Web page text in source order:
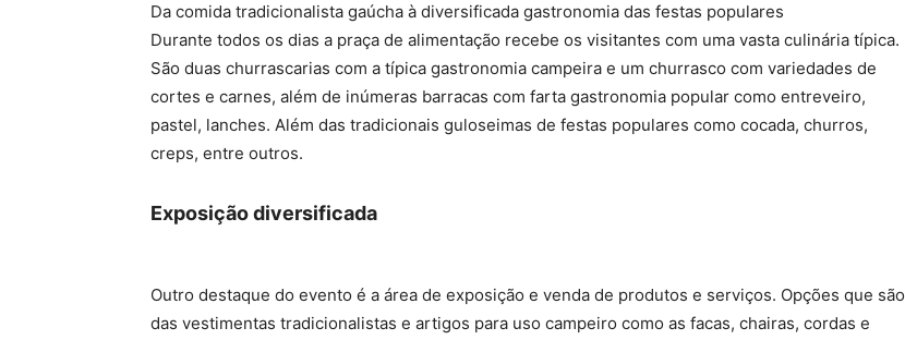
Da comida tradicionalista gaúcha à diversificada gastronomia das festas populares
Durante todos os dias a praça de alimentação recebe os visitantes com uma vasta culinária típica.
São duas churrascarias com a típica gastronomia campeira e um churrasco com variedades de
cortes e carnes, além de inúmeras barracas com farta gastronomia popular como entreveiro,
pastel, lanches. Além das tradicionais guloseimas de festas populares como cocada, churros,
creps, entre outros.
Exposição diversificada
Outro destaque do evento é a área de exposição e venda de produtos e serviços. Opções que são
das vestimentas tradicionalistas e artigos para uso campeiro como as facas, chairas, cordas e